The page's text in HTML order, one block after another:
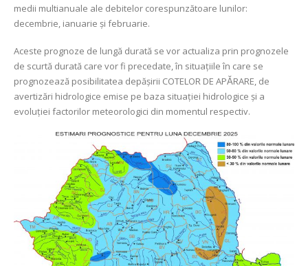
medii multianuale ale debitelor corespunzătoare lunilor:
decembrie, ianuarie şi februarie.
Aceste prognoze de lungă durată se vor actualiza prin prognozele
de scurtă durată care vor fi precedate, în situaţiile în care se
prognozează posibilitatea depăşirii COTELOR DE APᾸRARE, de
avertizări hidrologice emise pe baza situaţiei hidrologice şi a
evoluţiei factorilor meteorologici din momentul respectiv.